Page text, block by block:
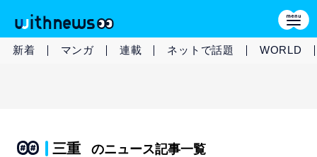
新着 マンガ 連載 ネットで話題 WORLD
三重 のニュース記事一覧